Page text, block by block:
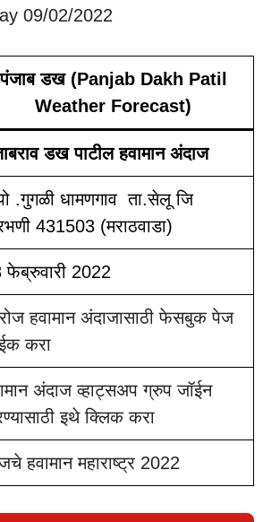
09/02/2022
पंजाब डख (Panjab Dakh Patil
Weather Forecast)
डख पाटील हवामान अंदाज
.गुगळी धामणगाव ता.सेलू जि
431503 (मराठवाडा)
फेब्रुवारी 2022
हवामान अंदाजासाठी फेसबुक पेज
करा
अंदाज व्हाट्सअप ग्रुप जॉईन
इथे क्लिक करा
हवामान महाराष्ट्र 2022